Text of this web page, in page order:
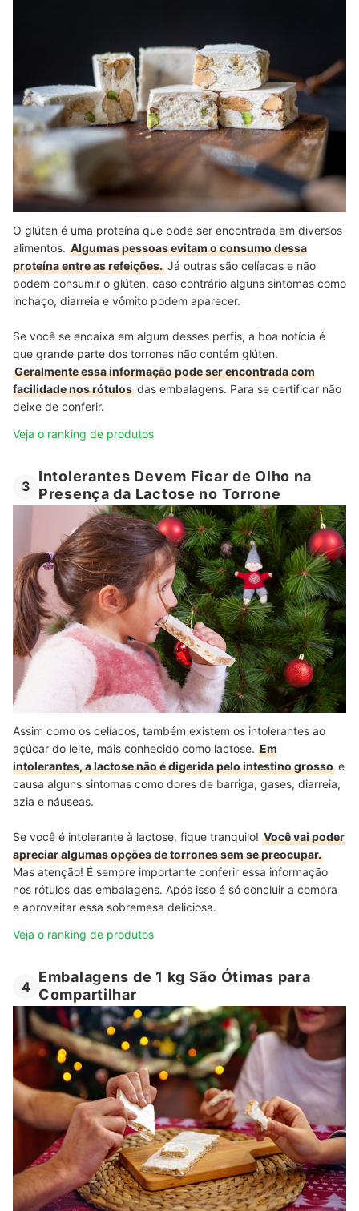
O glúten é uma proteína que pode ser encontrada em diversos
alimentos. Algumas pessoas evitam o consumo dessa
proteína entre as refeições. Já outras são celíacas e não
podem consumir o glúten, caso contrário alguns sintomas como
inchaço, diarreia e vômito podem aparecer.
Se você se encaixa em algum desses perfis, a boa notícia é
que grande parte dos torrones não contém glúten.
Geralmente essa informação pode ser encontrada com
facilidade nos rótulos das embalagens. Para se certificar não
deixe de conferir.
Veja o ranking de produtos
3
Intolerantes Devem Ficar de Olho na
Presença da Lactose no Torrone
Assim como os celíacos, também existem os intolerantes ao
açúcar do leite, mais conhecido como lactose. Em
intolerantes, a lactose não é digerida pelo intestino grosso e
causa alguns sintomas como dores de barriga, gases, diarreia,
azia e náuseas.
Se você é intolerante à lactose, fique tranquilo! Você vai poder
apreciar algumas opções de torrones sem se preocupar.
Mas atenção! É sempre importante conferir essa informação
nos rótulos das embalagens. Após isso é só concluir a compra
e aproveitar essa sobremesa deliciosa.
Veja o ranking de produtos
4
Embalagens de 1 kg São Ótimas para
Compartilhar